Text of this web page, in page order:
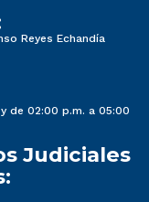
Reyes Echandía
de 02:00 p.m. a 05:00
Judiciales